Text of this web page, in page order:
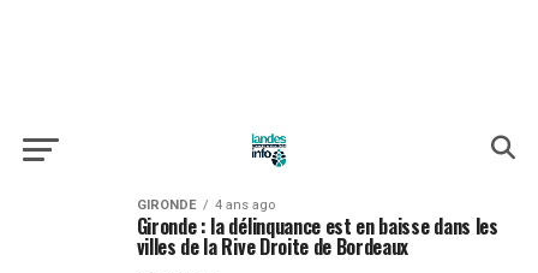
GIRONDE 4 ans ago
Gironde : la délinquance est en baisse dans les
villes de la Rive Droite de Bordeaux